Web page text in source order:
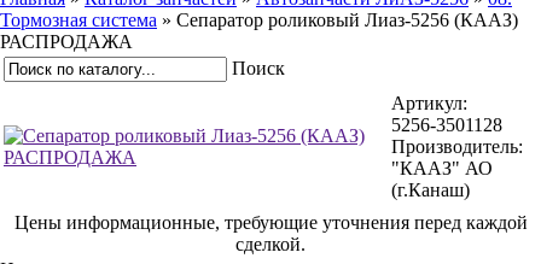
Тормозная система » Сепаратор роликовый Лиаз-5256 (КААЗ)
РАСПРОДАЖА
Поиск
Артикул:
5256-3501128
Производитель:
"КААЗ" АО
(г.Канаш)
Цены информационные, требующие уточнения перед каждой
сделкой.